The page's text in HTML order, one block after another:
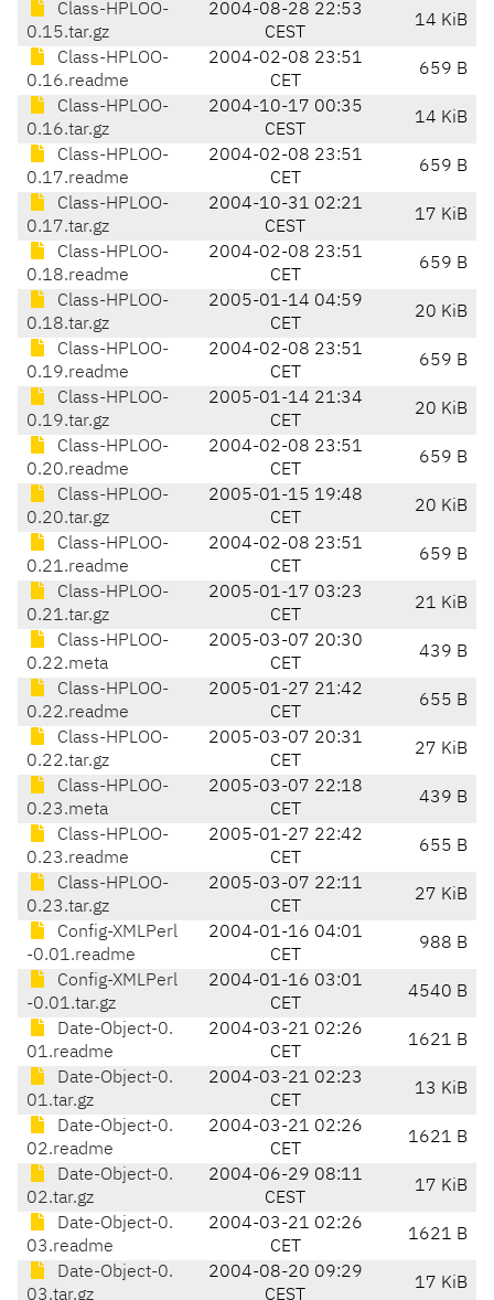
Class-HPLOO-
0.15.tar.gz
2004-08-28 22:53
CEST
14 KiB
Class-HPLOO-
0.16.readme
2004-02-08 23:51
CET
659 B
Class-HPLOO-
0.16.tar.gz
2004-10-17 00:35
CEST
14 KiB
Class-HPLOO-
0.17.readme
2004-02-08 23:51
CET
659 B
Class-HPLOO-
0.17.tar.gz
2004-10-31 02:21
CEST
17 KiB
Class-HPLOO-
0.18.readme
2004-02-08 23:51
CET
659 B
Class-HPLOO-
0.18.tar.gz
2005-01-14 04:59
CET
20 KiB
Class-HPLOO-
0.19.readme
2004-02-08 23:51
CET
659 B
Class-HPLOO-
0.19.tar.gz
2005-01-14 21:34
CET
20 KiB
Class-HPLOO-
0.20.readme
2004-02-08 23:51
CET
659 B
Class-HPLOO-
0.20.tar.gz
2005-01-15 19:48
CET
20 KiB
Class-HPLOO-
0.21.readme
2004-02-08 23:51
CET
659 B
Class-HPLOO-
0.21.tar.gz
2005-01-17 03:23
CET
21 KiB
Class-HPLOO-
0.22.meta
2005-03-07 20:30
CET
439 B
Class-HPLOO-
0.22.readme
2005-01-27 21:42
CET
655 B
Class-HPLOO-
0.22.tar.gz
2005-03-07 20:31
CET
27 KiB
Class-HPLOO-
0.23.meta
2005-03-07 22:18
CET
439 B
Class-HPLOO-
0.23.readme
2005-01-27 22:42
CET
655 B
Class-HPLOO-
0.23.tar.gz
2005-03-07 22:11
CET
27 KiB
Config-XMLPerl
-0.01.readme
2004-01-16 04:01
CET
988 B
Config-XMLPerl
-0.01.tar.gz
2004-01-16 03:01
CET
4540 B
Date-Object-0.
01.readme
2004-03-21 02:26
CET
1621 B
Date-Object-0.
01.tar.gz
2004-03-21 02:23
CET
13 KiB
Date-Object-0.
02.readme
2004-03-21 02:26
CET
1621 B
Date-Object-0.
02.tar.gz
2004-06-29 08:11
CEST
17 KiB
Date-Object-0.
03.readme
2004-03-21 02:26
CET
1621 B
Date-Object-0.
03.tar.gz
2004-08-20 09:29
CEST
17 KiB